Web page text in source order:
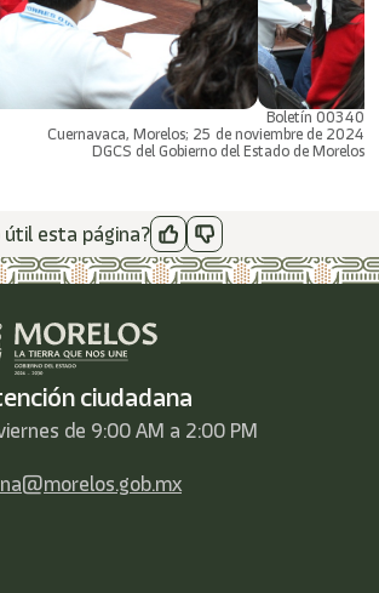
Boletín 00340
Cuernavaca, Morelos; 25 de noviembre de 2024
DGCS del Gobierno del Estado de Morelos
esta página?
ciudadana
de 9:00 AM a 2:00 PM